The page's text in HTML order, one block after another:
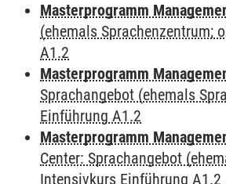
Masterprogramm
(ehemals Sprachenzentrum;
A1.2
Masterprogramm
Sprachangebot (ehemals
Einführung A1.2
Masterprogramm
Center: Sprachangebot
Intensivkurs Einführung A1.2